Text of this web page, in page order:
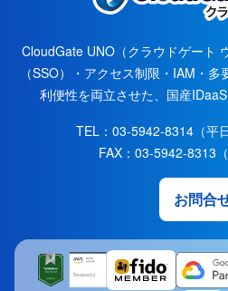
CloudGate UNO（クラウドゲート
（SSO）・アクセス制限・IAM・
利便性を両立させた、国産IDaaS
TEL： 03-5942-8314 （平
FAX： 03-5942-8313
お問合